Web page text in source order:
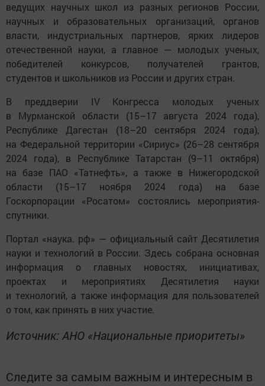
ведущих научных школ из разных регионов России,
научных и образовательных организаций, органов
власти, индустриальных партнеров, ярких лидеров
отечественной науки, а главное — молодых ученых,
победителей конкурсов, получателей грантов,
студентов и школьников из России и других стран.
В преддверии IV Конгресса молодых ученых
в Мурманской области (15–17 августа 2024 года),
Республике Дагестан (18–20 сентября 2024 года),
на Федеральной территории «Сириус» (26–28 сентября
2024 года), в Республике Татарстан (9–11 октября)
на базе ПАО «Татнефть», а также в Нижегородской
области (15–17 ноября 2024 года) на базе
Госкорпорации «Росатом» состоялись мероприятия-
спутники.
Портал «наука. рф» — официальный сайт Десятилетия
науки и технологий в России. Здесь собрана основная
информация о главных новостях, инициативах,
проектах и мероприятиях Десятилетия науки
и технологий, а также информация для пользователей
о том, как принять в них участие.
Источник: АНО «Национальные приоритеты»
Следите за самым важным и интересным в